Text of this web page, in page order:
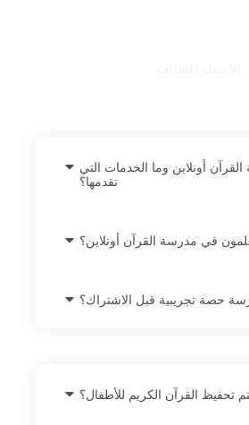
أونلاين وما الخدمات التي
تقدمها؟
في مدرسة القرآن أونلاين؟
حصة تجريبية قبل الاشتراك؟
تحفيظ القرآن الكريم للأطفال؟